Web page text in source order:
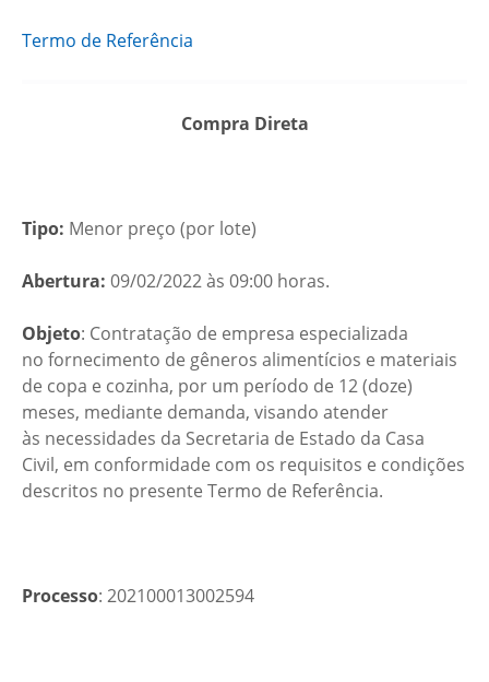
Termo de Referência
Compra Direta
Tipo: Menor preço (por lote)
Abertura: 09/02/2022 às 09:00 horas.
Objeto: Contratação de empresa especializada
no fornecimento de gêneros alimentícios e materiais
de copa e cozinha, por um período de 12 (doze)
meses, mediante demanda, visando atender
às necessidades da Secretaria de Estado da Casa
Civil, em conformidade com os requisitos e condições
descritos no presente Termo de Referência.
Processo: 202100013002594